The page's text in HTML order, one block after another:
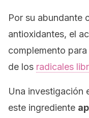
Por su abundante
antioxidantes, el
complemento
de los radicales
Una investigación
este ingrediente